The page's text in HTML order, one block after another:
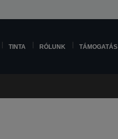
TINTA RÓLUNK TÁMOGATÁS